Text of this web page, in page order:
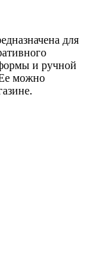
для
и ручной
можно